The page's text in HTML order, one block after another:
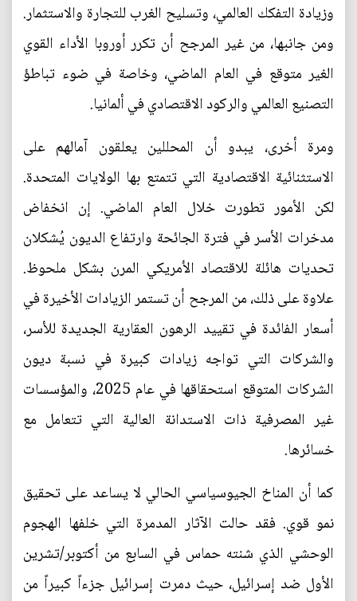
وزيادة التفكك العالمي، وتسليح الغرب للتجارة والاستثمار.
ومن جانبها، من غير المرجح أن تكرر أوروبا الأداء القوي
الغير متوقع في العام الماضي، وخاصة في ضوء تباطؤ
التصنيع العالمي والركود الاقتصادي في ألمانيا.
ومرة أخرى، يبدو أن المحللين يعلقون آمالهم على
الاستثنائية الاقتصادية التي تتمتع بها الولايات المتحدة.
لكن الأمور تطورت خلال العام الماضي. إن انخفاض
مدخرات الأسر في فترة الجائحة وارتفاع الديون يُشكلان
تحديات هائلة للاقتصاد الأمريكي المرن بشكل ملحوظ.
علاوة على ذلك، من المرجح أن تستمر الزيادات الأخيرة في
أسعار الفائدة في تقييد الرهون العقارية الجديدة للأسر،
والشركات التي تواجه زيادات كبيرة في نسبة ديون
الشركات المتوقع استحقاقها في عام 2025، والمؤسسات
غير المصرفية ذات الاستدانة العالية التي تتعامل مع
خسائرها.
كما أن المناخ الجيوسياسي الحالي لا يساعد على تحقيق
نمو قوي. فقد حالت الآثار المدمرة التي خلفها الهجوم
الوحشي الذي شنته حماس في السابع من أكتوبر/تشرين
الأول ضد إسرائيل، حيث دمرت إسرائيل جزءاً كبيراً من